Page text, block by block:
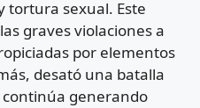
tortura sexual. Este
graves violaciones a
por elementos
desató una batalla
continúa generando